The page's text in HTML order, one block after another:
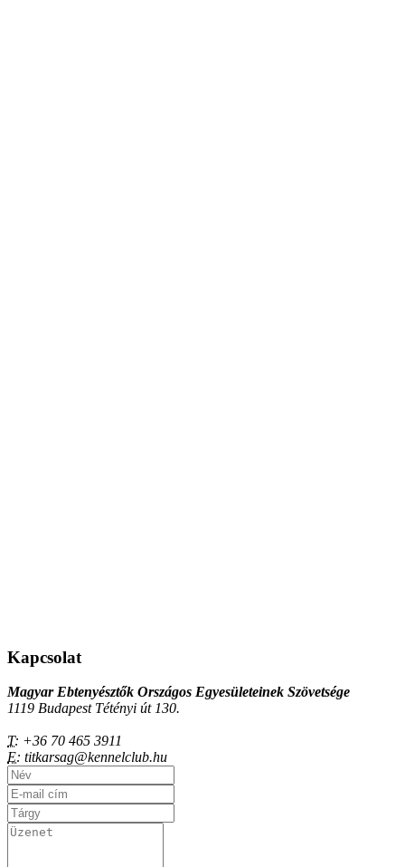
Kapcsolat
Magyar Ebtenyésztők Országos Egyesületeinek Szövetsége
1119 Budapest Tétényi út 130.
T: +36 70 465 3911
E: titkarsag@kennelclub.hu